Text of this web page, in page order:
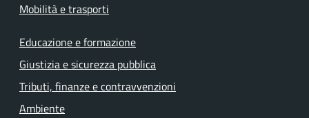
Mobilità e trasporti
Educazione e formazione
Giustizia e sicurezza pubblica
Tributi, finanze e contravvenzioni
Ambiente